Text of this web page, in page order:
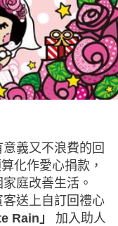
義又不浪費的回
化作愛心捐款，
庭改善生活。
送上自訂回禮心
Rain」
加入助人